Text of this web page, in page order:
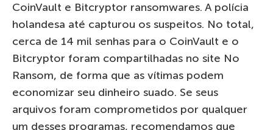
CoinVault e Bitcryptor ransomwares. A polícia
holandesa até capturou os suspeitos. No total,
cerca de 14 mil senhas para o CoinVault e o
Bitcryptor foram compartilhadas no site No
Ransom, de forma que as vítimas podem
economizar seu dinheiro suado. Se seus
arquivos foram comprometidos por qualquer
um desses programas, recomendamos que